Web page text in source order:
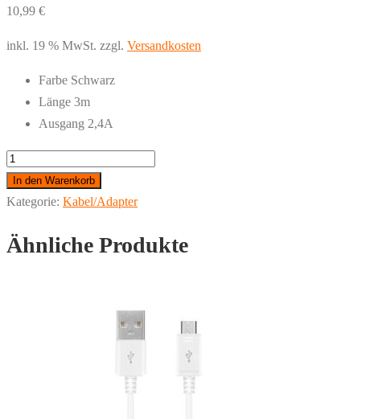
10,99 €
inkl. 19 % MwSt. zzgl. Versandkosten
Farbe Schwarz
Länge 3m
Ausgang 2,4A
HOCO
Lade
3m
Micro
In den Warenkorb
Kategorie: Kabel/Adapter
Ähnliche Produkte